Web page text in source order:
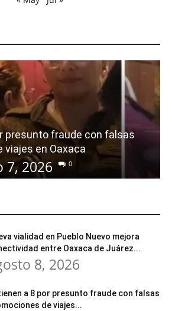
presunto fraude con falsas
viajes en Oaxaca
7, 2026 0
vialidad en Pueblo Nuevo mejora
entre Oaxaca de Juárez...
8, 2026
a 8 por presunto fraude con falsas
de viajes...